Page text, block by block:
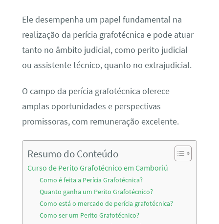
Ele desempenha um papel fundamental na
realização da perícia grafotécnica e pode atuar
tanto no âmbito judicial, como perito judicial
ou assistente técnico, quanto no extrajudicial.
O campo da perícia grafotécnica oferece
amplas oportunidades e perspectivas
promissoras, com remuneração excelente.
Resumo do Conteúdo
Curso de Perito Grafotécnico em Camboriú
Como é feita a Perícia Grafotécnica?
Quanto ganha um Perito Grafotécnico?
Como está o mercado de perícia grafotécnica?
Como ser um Perito Grafotécnico?